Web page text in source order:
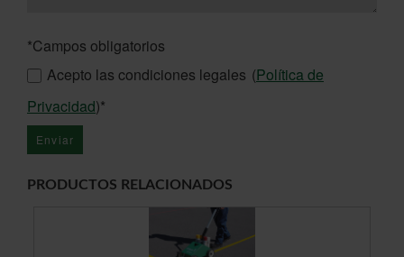
*Campos obligatorios
Acepto las condiciones legales (Política de
Privacidad)*
PRODUCTOS RELACIONADOS